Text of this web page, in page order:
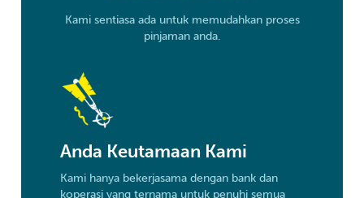
Kami sentiasa ada untuk memudahkan proses
pinjaman anda.
Anda Keutamaan Kami
Kami hanya bekerjasama dengan bank dan
koperasi yang ternama untuk penuhi semua